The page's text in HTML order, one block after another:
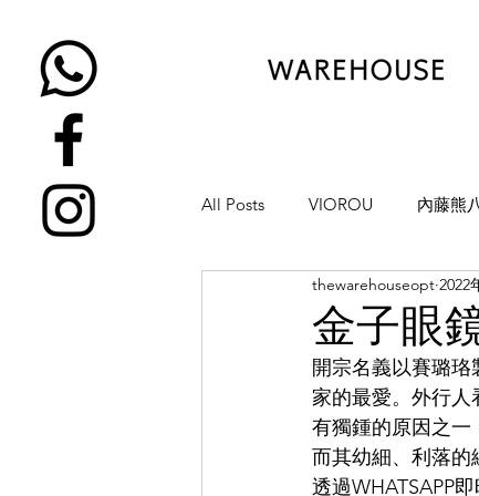
All Posts VIOROU 內藤熊
NATIVE SONS
YUICHI TOYAMA
H-FUSION JULIUS TART
金子眼
thewarehouseopt 2022
開宗名義以賽璐
家的最愛。外行人
有獨鍾的原因之一
而其幼細、利落的
透過WHATSAPP